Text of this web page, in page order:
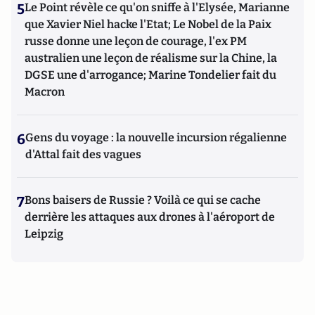
5Le Point révèle ce qu'on sniffe à l'Elysée, Marianne
que Xavier Niel hacke l'Etat; Le Nobel de la Paix
russe donne une leçon de courage, l'ex PM
australien une leçon de réalisme sur la Chine, la
DGSE une d'arrogance; Marine Tondelier fait du
Macron
6Gens du voyage : la nouvelle incursion régalienne
d'Attal fait des vagues
7Bons baisers de Russie ? Voilà ce qui se cache
derrière les attaques aux drones à l'aéroport de
Leipzig